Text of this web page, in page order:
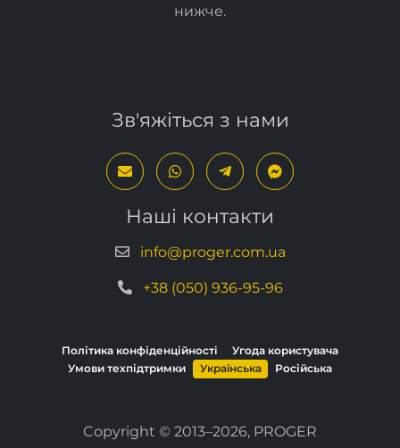
нижче.
Зв'яжіться з нами
Наші контакти
info@proger.com.ua
+38 (050) 936-95-96
Політика конфіденційності
Угода користувача
Умови техпідтримки
Українська Російська
Copyright © 2013–2026, PROGER